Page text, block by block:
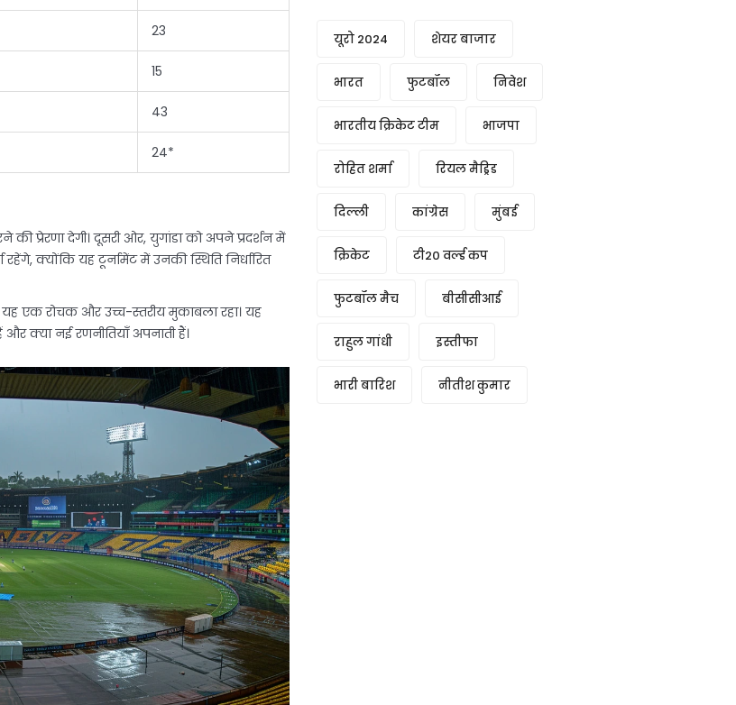
23
15
43
24*
प्रेरणा देगी। दूसरी ओर, युगांडा को अपने प्रदर्शन में
क्योंकि यह टूर्नामेंट में उनकी स्थिति निर्धारित
एक रोचक और उच्च-स्तरीय मुकाबला रहा। यह
क्या नई रणनीतियाँ अपनाती हैं।
यूरो 2024 शेयर बाजार
भारत फुटबॉल निवेश
भारतीय क्रिकेट टीम भाजपा
रोहित शर्मा रियल मैड्रिड
दिल्ली कांग्रेस मुंबई
क्रिकेट टी20 वर्ल्ड कप
फुटबॉल मैच बीसीसीआई
राहुल गांधी इस्तीफा
भारी बारिश नीतीश कुमार